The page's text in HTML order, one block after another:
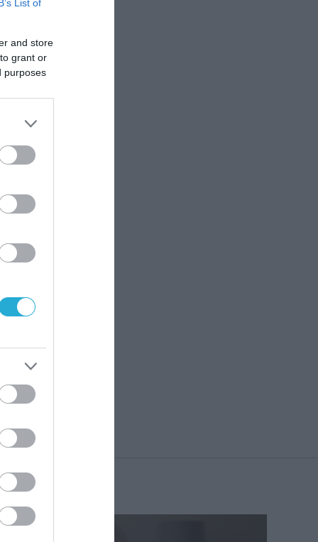
List of
and store
grant or
purposes